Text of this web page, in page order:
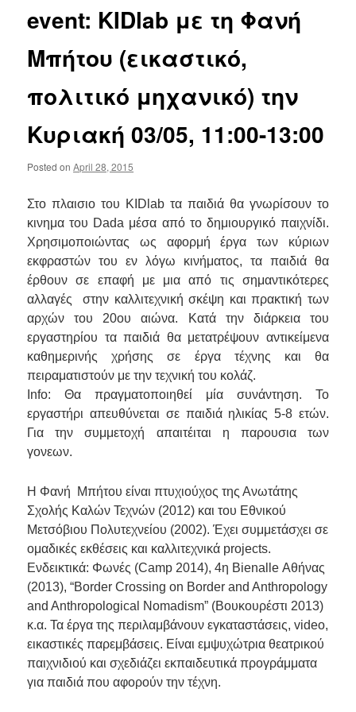
event: KIDlab με τη Φανή
Μπήτου (εικαστικό,
πολιτικό μηχανικό) την
Κυριακή 03/05, 11:00-13:00
Posted onApril 28, 2015
Στο πλαισιο του KIDlab τα παιδιά θα γνωρίσουν το
κινημα του Dada μέσα από το δημιουργικό παιχνίδι.
Χρησιμοποιώντας ως αφορμή έργα των κύριων
εκφραστών του εν λόγω κινήματος, τα παιδιά θα
έρθουν σε επαφή με μια από τις σημαντικότερες
αλλαγές στην καλλιτεχνική σκέψη και πρακτική των
αρχών του 20ου αιώνα. Κατά την διάρκεια του
εργαστηρίου τα παιδιά θα μετατρέψουν αντικείμενα
καθημερινής χρήσης σε έργα τέχνης και θα
πειραματιστούν με την τεχνική του κολάζ.
Info: Θα πραγματοποιηθεί μία συνάντηση. Το
εργαστήρι απευθύνεται σε παιδιά ηλικίας 5-8 ετών.
Για την συμμετοχή απαιτέιται η παρουσια των
γονεων.
Η Φανή Μπήτου είναι πτυχιούχος της Ανωτάτης
Σχολής Καλών Τεχνών (2012) και του Εθνικού
Μετσόβιου Πολυτεχνείου (2002). Έχει συμμετάσχει σε
ομαδικές εκθέσεις και καλλιτεχνικά projects.
Ενδεικτικά: Φωνές (Camp 2014), 4η Bienalle Αθήνας
(2013), “Border Crossing on Border and Anthropology
and Anthropological Nomadism” (Βουκουρέστι 2013)
κ.α. Τα έργα της περιλαμβάνουν εγκαταστάσεις, video,
εικαστικές παρεμβάσεις. Είναι εμψυχώτρια θεατρικού
παιχνιδιού και σχεδιάζει εκπαιδευτικά προγράμματα
για παιδιά που αφορούν την τέχνη.